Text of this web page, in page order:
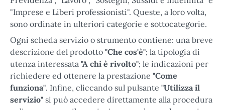
"Imprese e Liberi professionisti". Queste, a loro volta,
sono ordinate in ulteriori categorie e sottocategorie.
Ogni scheda servizio o strumento contiene: una breve
descrizione del prodotto "Che cos'è"; la tipologia di
utenza interessata "A chi è rivolto"; le indicazioni per
richiedere ed ottenere la prestazione "Come
funziona". Infine, cliccando sul pulsante "Utilizza il
servizio" si può accedere direttamente alla procedura